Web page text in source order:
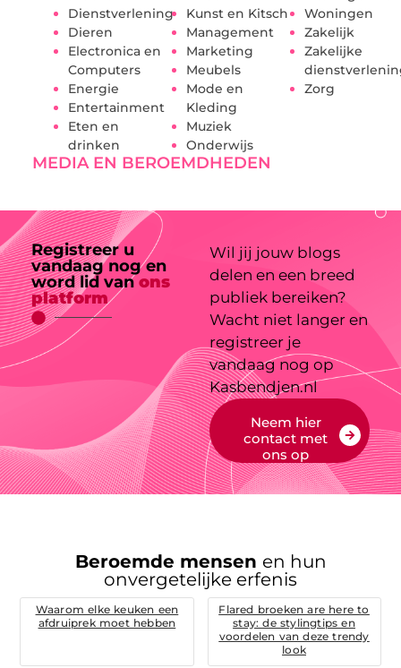
Dienstverlening
Dieren
Electronica en
Computers
Energie
Entertainment
Eten en
drinken
Kunst en Kitsch
Management
Marketing
Meubels
Mode en
Kleding
Muziek
Onderwijs
Woningen
Zakelijk
Zakelijke
Zorg
MEDIA EN BEROEMDHEDEN
Registreer u
vandaag nog en
word lid vanons
platform
Wil jij jouw blogs
delen en een breed
publiek bereiken?
Wacht niet langer en
registreer je
vandaag nog op
Kasbendjen.nl
Neem hier
contact met
ons op
Beroemde mensen en hun
onvergetelijke erfenis
Waarom elke keuken een
afdruiprek moet hebben
Flared broeken are here to
stay: de stylingtips en
voordelen van deze trendy
look